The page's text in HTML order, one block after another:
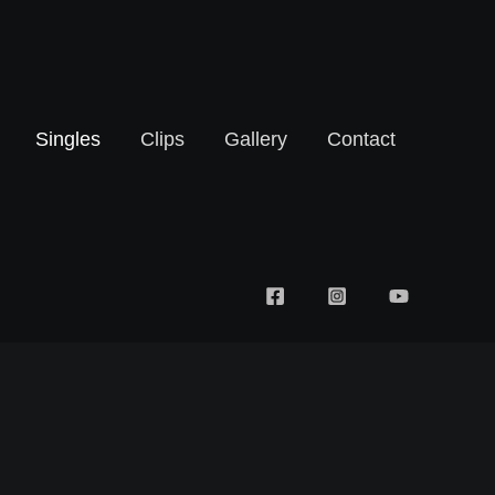
Singles Clips Gallery Contact